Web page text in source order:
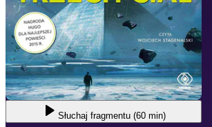
Słuchaj fragmentu (60 min)